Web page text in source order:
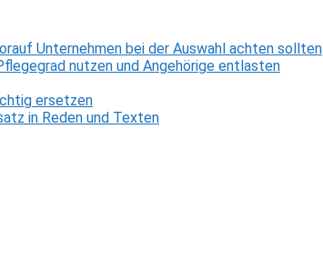
Unternehmen bei der Auswahl achten sollten
nutzen und Angehörige entlasten
ersetzen
in Reden und Texten